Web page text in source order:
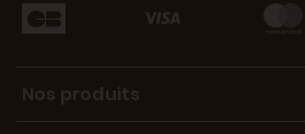
Nos produits